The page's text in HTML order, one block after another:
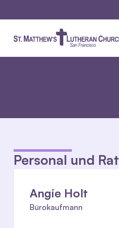
Personal und Rat
Angie Holt
Bürokaufmann